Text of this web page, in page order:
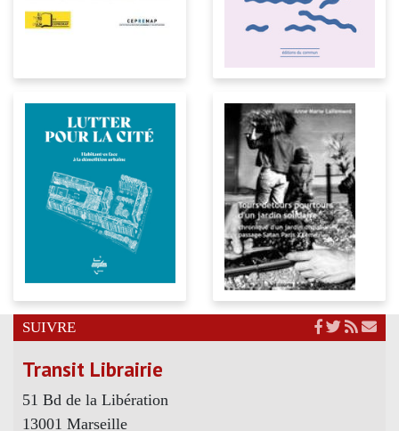
SUIVRE
Transit Librairie
51 Bd de la Libération
13001 Marseille